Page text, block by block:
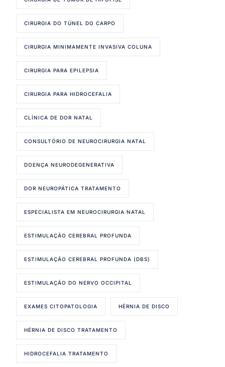
CIRURGIA DO TÚNEL DO CARPO
CIRURGIA MINIMAMENTE INVASIVA COLUNA
CIRURGIA PARA EPILEPSIA
CIRURGIA PARA HIDROCEFALIA
CLÍNICA DE DOR NATAL
CONSULTÓRIO DE NEUROCIRURGIA NATAL
DOENÇA NEURODEGENERATIVA
DOR NEUROPÁTICA TRATAMENTO
ESPECIALISTA EM NEUROCIRURGIA NATAL
ESTIMULAÇÃO CEREBRAL PROFUNDA
ESTIMULAÇÃO CEREBRAL PROFUNDA (DBS)
ESTIMULAÇÃO DO NERVO OCCIPITAL
EXAMES CITOPATOLOGIA HÉRNIA DE DISCO
HÉRNIA DE DISCO TRATAMENTO
HIDROCEFALIA TRATAMENTO